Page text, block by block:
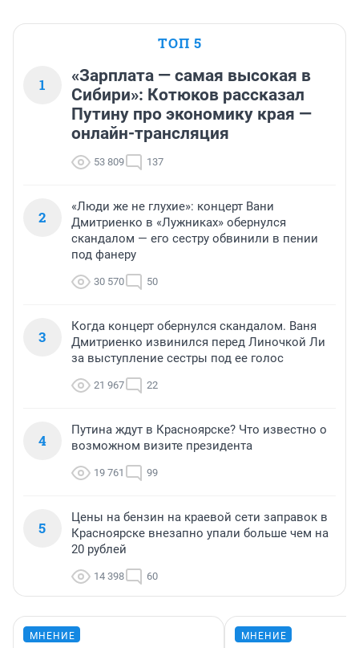
ТОП 5
1
«Зарплата — самая высокая в
Сибири»: Котюков рассказал
Путину про экономику края —
онлайн-трансляция
53 809 137
2
«Люди же не глухие»: концерт Вани
Дмитриенко в «Лужниках» обернулся
скандалом — его сестру обвинили в пении
под фанеру
30 570 50
3
Когда концерт обернулся скандалом. Ваня
Дмитриенко извинился перед Линочкой Ли
за выступление сестры под ее голос
21 967 22
4
Путина ждут в Красноярске? Что известно о
возможном визите президента
19 761 99
5
Цены на бензин на краевой сети заправок в
Красноярске внезапно упали больше чем на
20 рублей
14 398 60
МНЕНИЕ МНЕНИЕ